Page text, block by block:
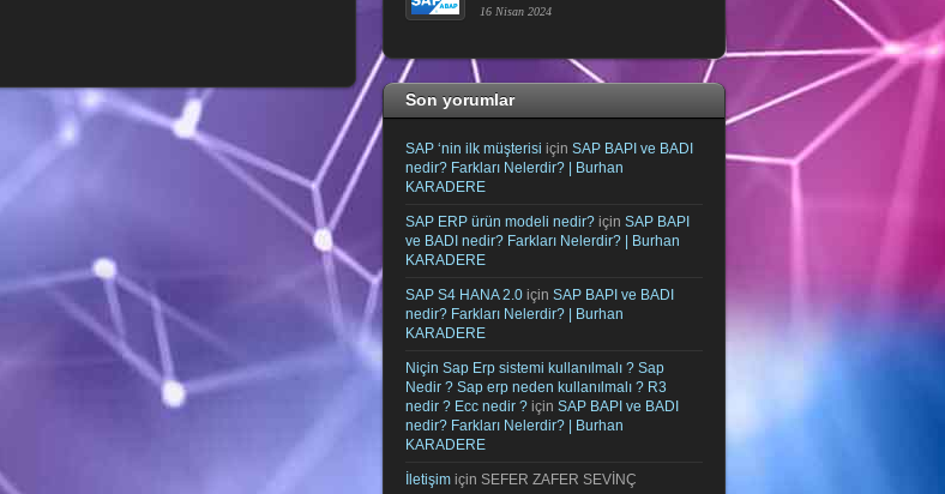
16 Nisan 2024
Son yorumlar
SAP ‘nin ilk müşterisi için SAP BAPI ve BADI
nedir? Farkları Nelerdir? | Burhan
KARADERE
SAP ERP ürün modeli nedir? için SAP BAPI
ve BADI nedir? Farkları Nelerdir? | Burhan
KARADERE
SAP S4 HANA 2.0 için SAP BAPI ve BADI
nedir? Farkları Nelerdir? | Burhan
KARADERE
Niçin Sap Erp sistemi kullanılmalı ? Sap
Nedir ? Sap erp neden kullanılmalı ? R3
nedir ? Ecc nedir ? için SAP BAPI ve BADI
nedir? Farkları Nelerdir? | Burhan
KARADERE
İletişim için SEFER ZAFER SEVİNÇ